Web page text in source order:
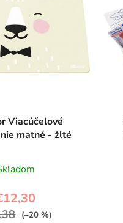
Viacúčelové
matné - žlté
(–20 %)